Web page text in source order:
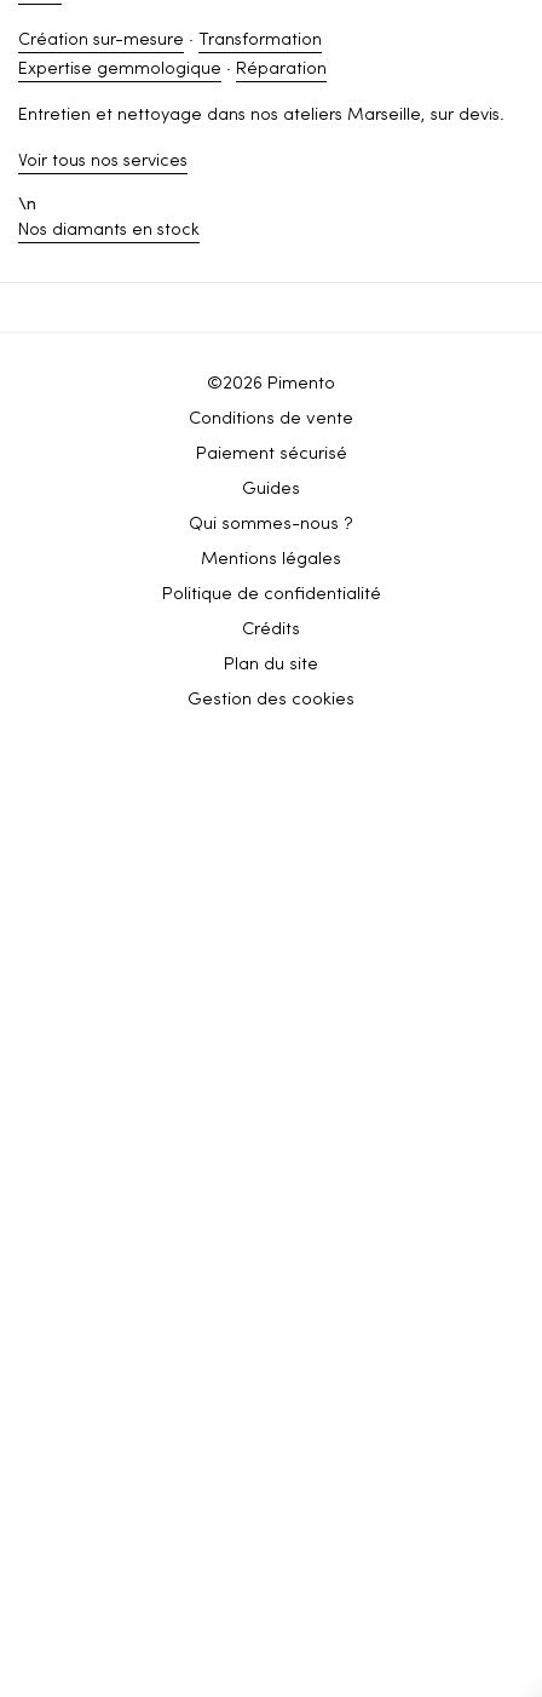
Création sur-mesure · Transformation
Expertise gemmologique · Réparation
Entretien et nettoyage dans nos ateliers Marseille, sur devis.
Voir tous nos services
\n
Nos diamants en stock
©2026 Pimento
Conditions de vente
Paiement sécurisé
Guides
Qui sommes-nous ?
Mentions légales
Politique de confidentialité
Crédits
Plan du site
Gestion des cookies